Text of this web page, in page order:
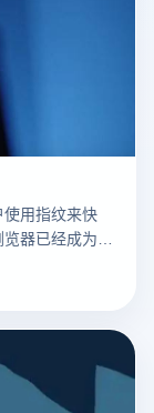
用指纹来快
器已经成为了
用它。